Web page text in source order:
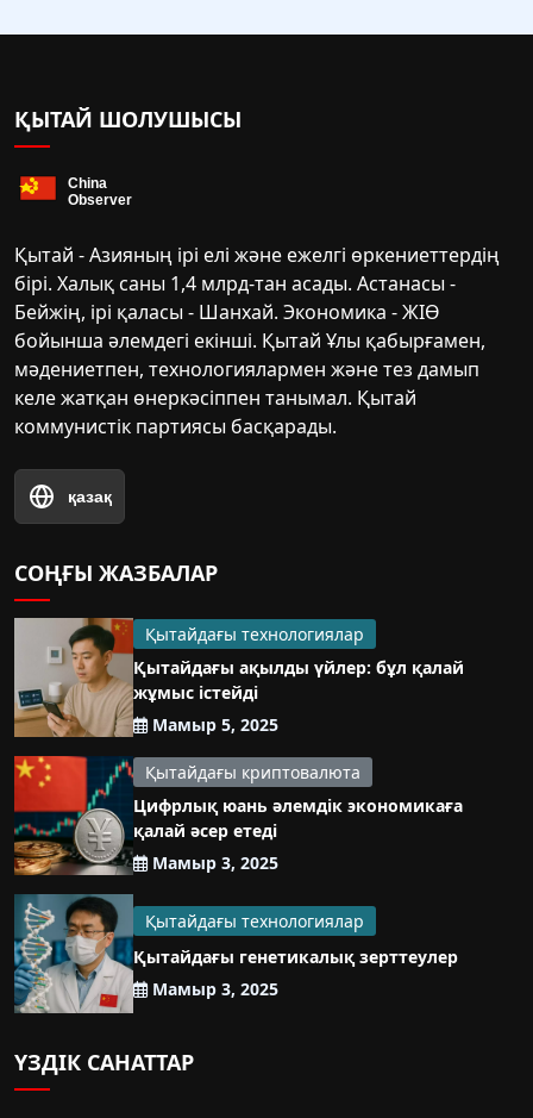
ҚЫТАЙ ШОЛУШЫСЫ
Қытай - Азияның ірі елі және ежелгі өркениеттердің
бірі. Халық саны 1,4 млрд-тан асады. Астанасы -
Бейжің, ірі қаласы - Шанхай. Экономика - ЖІӨ
бойынша әлемдегі екінші. Қытай Ұлы қабырғамен,
мәдениетпен, технологиялармен және тез дамып
келе жатқан өнеркәсіппен танымал. Қытай
коммунистік партиясы басқарады.
қазақ
СОҢҒЫ ЖАЗБАЛАР
Қытайдағы технологиялар
Қытайдағы ақылды үйлер: бұл қалай
жұмыс істейді
Мамыр 5, 2025
Қытайдағы криптовалюта
Цифрлық юань әлемдік экономикаға
қалай әсер етеді
Мамыр 3, 2025
Қытайдағы технологиялар
Қытайдағы генетикалық зерттеулер
Мамыр 3, 2025
ҮЗДІК САНАТТАР